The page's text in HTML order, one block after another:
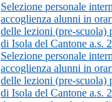
Selezione personale
accoglienza alunni in
delle lezioni (pre-scuola)
di Isola del Cantone a.s.
Selezione personale
accoglienza alunni in
delle lezioni (pre-scuola)
di Isola del Cantone a.s.